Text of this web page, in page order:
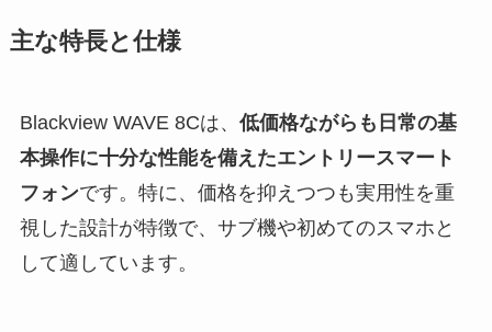
主な特長と仕様
Blackview WAVE 8Cは、 低価格ながらも日常の基
本操作に十分な性能を備えたエントリースマート
フォンです。特に、価格を抑えつつも実用性を重
視した設計が特徴で、サブ機や初めてのスマホと
して適しています。